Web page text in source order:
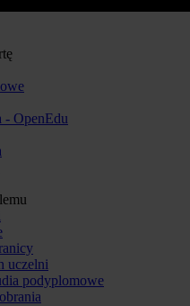
- OpenEdu
uczelni
podyplomowe